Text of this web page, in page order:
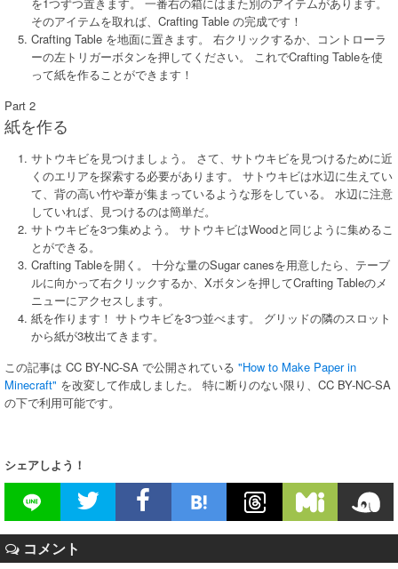
そのアイテムを取れば、Crafting Table の完成です！
Crafting Table を地面に置きます。 右クリックするか、コントローラ
ーの左トリガーボタンを押してください。 これでCrafting Tableを使
って紙を作ることができます！
Part 2
紙を作る
サトウキビを見つけましょう。 さて、サトウキビを見つけるために近
くのエリアを探索する必要があります。 サトウキビは水辺に生えてい
て、背の高い竹や葦が集まっているような形をしている。 水辺に注意
していれば、見つけるのは簡単だ。
サトウキビを3つ集めよう。 サトウキビはWoodと同じように集めるこ
とができる。
Crafting Tableを開く。 十分な量のSugar canesを用意したら、テーブ
ルに向かって右クリックするか、Xボタンを押してCrafting Tableのメ
ニューにアクセスします。
紙を作ります！ サトウキビを3つ並べます。 グリッドの隣のスロット
から紙が3枚出てきます。
この記事は CC BY-NC-SA で公開されている "How to Make Paper in
Minecraft" を改変して作成しました。 特に断りのない限り、CC BY-NC-SA
の下で利用可能です。
シェアしよう！
コメント